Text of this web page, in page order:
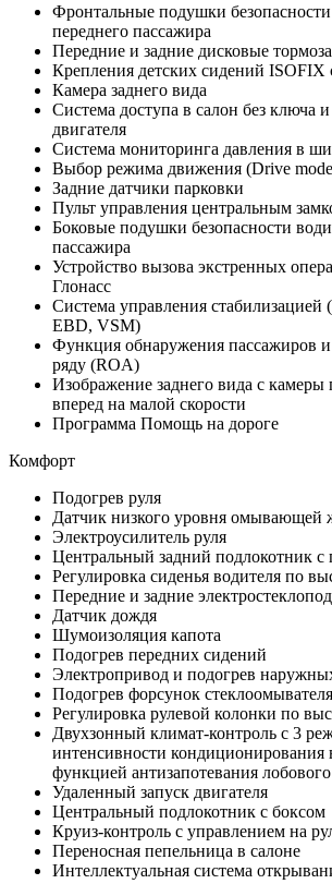
Фронтальные подушки безопасности
переднего пассажира
Передние и задние дисковые тормоза
Крепления детских сидений ISOFIX
Камера заднего вида
Система доступа в салон без ключа
двигателя
Система мониторинга давления в
Выбор режима движения (Drive
Задние датчики парковки
Пульт управления центральным
Боковые подушки безопасности
пассажира
Устройство вызова экстренных
Глонасс
Система управления стабилизацией
EBD, VSM)
Функция обнаружения пассажиров и
ряду (ROA)
Изображение заднего вида с
вперед на малой скорости
Программа Помощь на дороге
Комфорт
Подогрев руля
Датчик низкого уровня омывающей
Электроусилитель руля
Центральный задний подлокотник с
Регулировка сиденья водителя по
Передние и задние
Датчик дождя
Шумоизоляция капота
Подогрев передних сидений
Электропривод и подогрев
Подогрев форсунок стеклоомывателя
Регулировка рулевой колонки по
Двухзонный климат-контроль с 3
интенсивности кондиционирования
функцией антизапотевания лобового
Удаленный запуск двигателя
Центральный подлокотник с боксом
Круиз-контроль с управлением на
Переносная пепельница в салоне
Интеллектуальная система